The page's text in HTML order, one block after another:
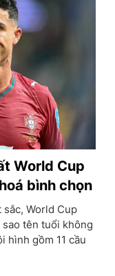
World Cup
bình chọn
World Cup
tên tuổi không
hình gồm 11 cầu